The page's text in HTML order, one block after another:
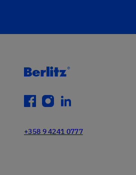
facebook
instagram
linkedin
+358 9 4241 0777